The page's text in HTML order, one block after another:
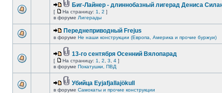
Биг-Лайнер - длиннобазный лигерад Дениса
[ На страницу: 1 2 ]
в форуме Лигерады
Переднеприводный Frejus
в форуме Не наши конструкции (Европа, Америка и прочие буржуи)
13-го сентября Осенний Вялопарад
[ На страницу: 1 2 3 4 ]
в форуме Покатушки, ПВД
Убийца Eyjafjallajökull
в форуме Самокаты и прочие конструкции